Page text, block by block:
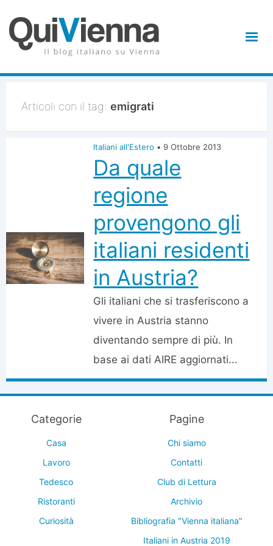
Articoli con il tag: emigrati
Italiani all'Estero • 9 Ottobre 2013
Da quale
regione
provengono gli
italiani residenti
in Austria?
Gli italiani che si trasferiscono a
vivere in Austria stanno
diventando sempre di più. In
base ai dati AIRE aggiornati...
Categorie
Casa
Lavoro
Tedesco
Ristoranti
Curiosità
Pagine
Chi siamo
Contatti
Club di Lettura
Archivio
Bibliografia "Vienna italiana"
Italiani in Austria 2019